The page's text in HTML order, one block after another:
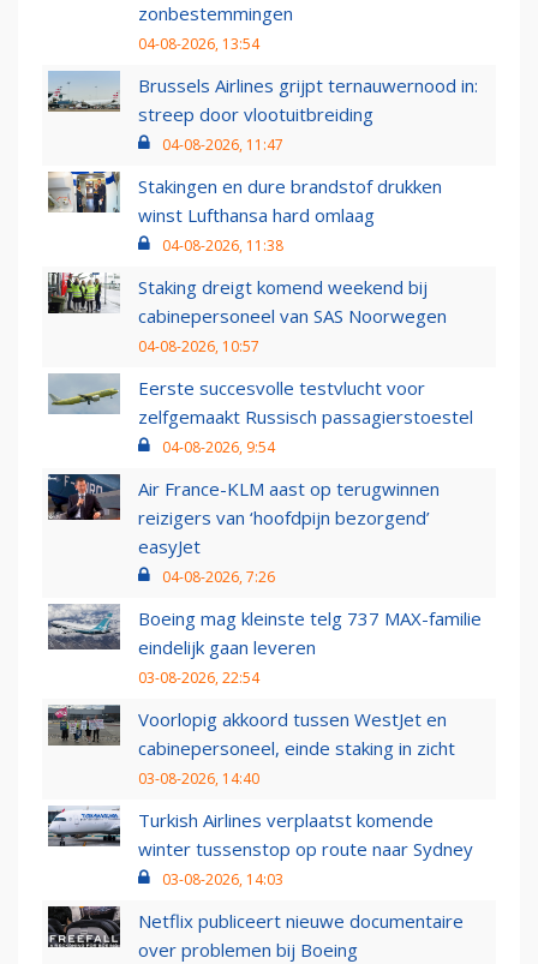
zonbestemmingen
04-08-2026, 13:54
Brussels Airlines grijpt ternauwernood in:
streep door vlootuitbreiding
04-08-2026, 11:47
Stakingen en dure brandstof drukken
winst Lufthansa hard omlaag
04-08-2026, 11:38
Staking dreigt komend weekend bij
cabinepersoneel van SAS Noorwegen
04-08-2026, 10:57
Eerste succesvolle testvlucht voor
zelfgemaakt Russisch passagierstoestel
04-08-2026, 9:54
Air France-KLM aast op terugwinnen
reizigers van ‘hoofdpijn bezorgend’
easyJet
04-08-2026, 7:26
Boeing mag kleinste telg 737 MAX-familie
eindelijk gaan leveren
03-08-2026, 22:54
Voorlopig akkoord tussen WestJet en
cabinepersoneel, einde staking in zicht
03-08-2026, 14:40
Turkish Airlines verplaatst komende
winter tussenstop op route naar Sydney
03-08-2026, 14:03
Netflix publiceert nieuwe documentaire
over problemen bij Boeing